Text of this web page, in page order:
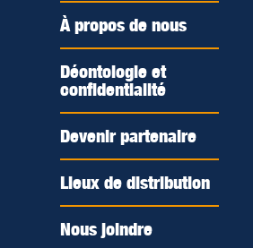
À propos de nous
Déontologie et
confidentialité
Devenir partenaire
Lieux de distribution
Nous joindre